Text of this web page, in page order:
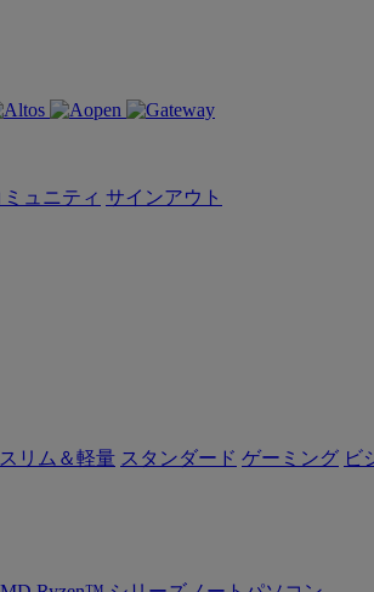
ュニティ サインアウト
スリム＆軽量 スタンダード ゲーミング ビ